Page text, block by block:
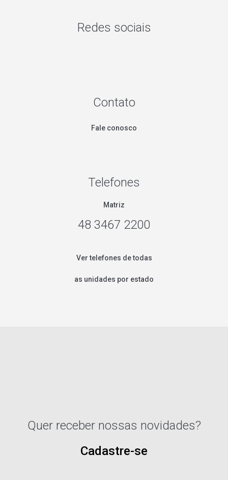
Redes sociais
Contato
Fale conosco
Telefones
Matriz
48 3467 2200
Ver telefones de todas
as unidades por estado
Quer receber nossas novidades?
Cadastre-se